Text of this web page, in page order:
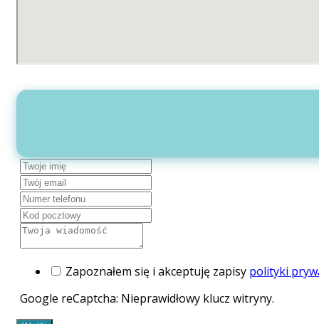
Zapoznałem się i akceptuję zapisy polityki
Google reCaptcha: Nieprawidłowy klucz witryny.